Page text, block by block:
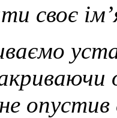
своє